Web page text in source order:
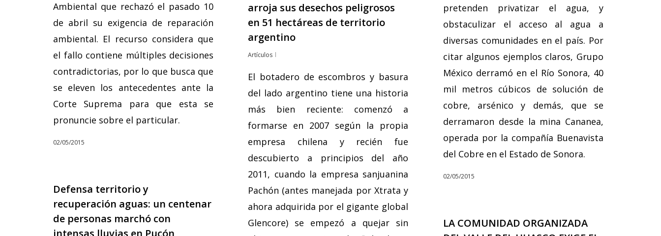
pretenden privatizar el agua, y
obstaculizar el acceso al agua a
diversas comunidades en el país. Por
citar algunos ejemplos claros, Grupo
México derramó en el Río Sonora, 40
mil metros cúbicos de solución de
cobre, arsénico y demás, que se
derramaron desde la mina Cananea,
operada por la compañía Buenavista
del Cobre en el Estado de Sonora.
02/05/2015
Ambiental que rechazó el pasado 10
de abril su exigencia de reparación
ambiental. El recurso considera que
el fallo contiene múltiples decisiones
contradictorias, por lo que busca que
se eleven los antecedentes ante la
Corte Suprema para que esta se
pronuncie sobre el particular.
02/05/2015
arroja sus desechos peligrosos
en 51 hectáreas de territorio
argentino
Artículos
El botadero de escombros y basura
del lado argentino tiene una historia
más bien reciente: comenzó a
formarse en 2007 según la propia
empresa chilena y recién fue
descubierto a principios del año
2011, cuando la empresa sanjuanina
Pachón (antes manejada por Xtrata y
ahora adquirida por el gigante global
Glencore) se empezó a quejar sin
Defensa territorio y
recuperación aguas: un centenar
de personas marchó con
intensas lluvias en Pucón
LA COMUNIDAD ORGANIZADA